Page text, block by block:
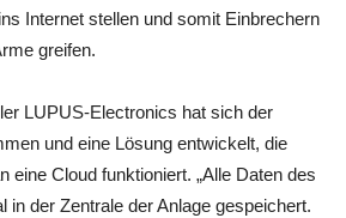
Internet stellen und somit Einbrechern
greifen.
LUPUS-Electronics hat sich der
und eine Lösung entwickelt, die
eine Cloud funktioniert. „Alle Daten des
in der Zentrale der Anlage gespeichert.